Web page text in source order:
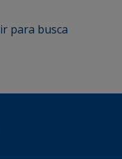
ir para busca